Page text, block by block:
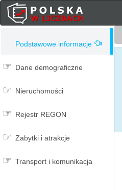
Podstawowe informacje
Dane demograficzne
Nieruchomości
Rejestr REGON
Zabytki i atrakcje
Transport i komunikacja